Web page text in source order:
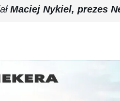
Maciej Nykiel, prezes